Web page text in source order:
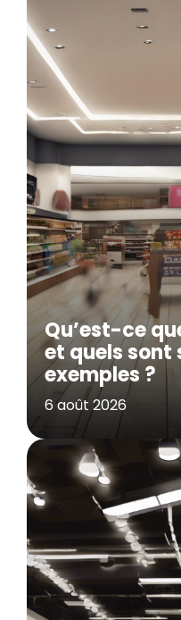
Qu’est-ce
et quels sont
exemples ?
6 août 2026